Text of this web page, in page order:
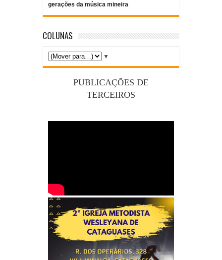
gerações da música mineira
COLUNAS
▼
PUBLICAÇÕES DE
TERCEIROS